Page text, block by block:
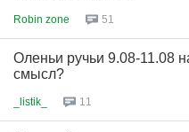
Robin zone 51
Оленьи ручьи 9.08-11.08
смысл?
_listik_ 11